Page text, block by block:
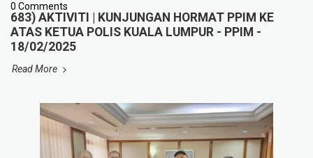
0 Comments
683) AKTIVITI | KUNJUNGAN HORMAT PPIM KE
ATAS KETUA POLIS KUALA LUMPUR - PPIM -
18/02/2025
Read More